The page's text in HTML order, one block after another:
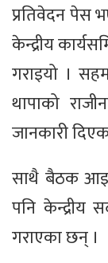
प्रतिवेदन पेस
केन्द्रीय
गराइयो ।
थापाको
जानकारी
साथै बैठक
पनि केन्द्रीय
गराएका छन् ।